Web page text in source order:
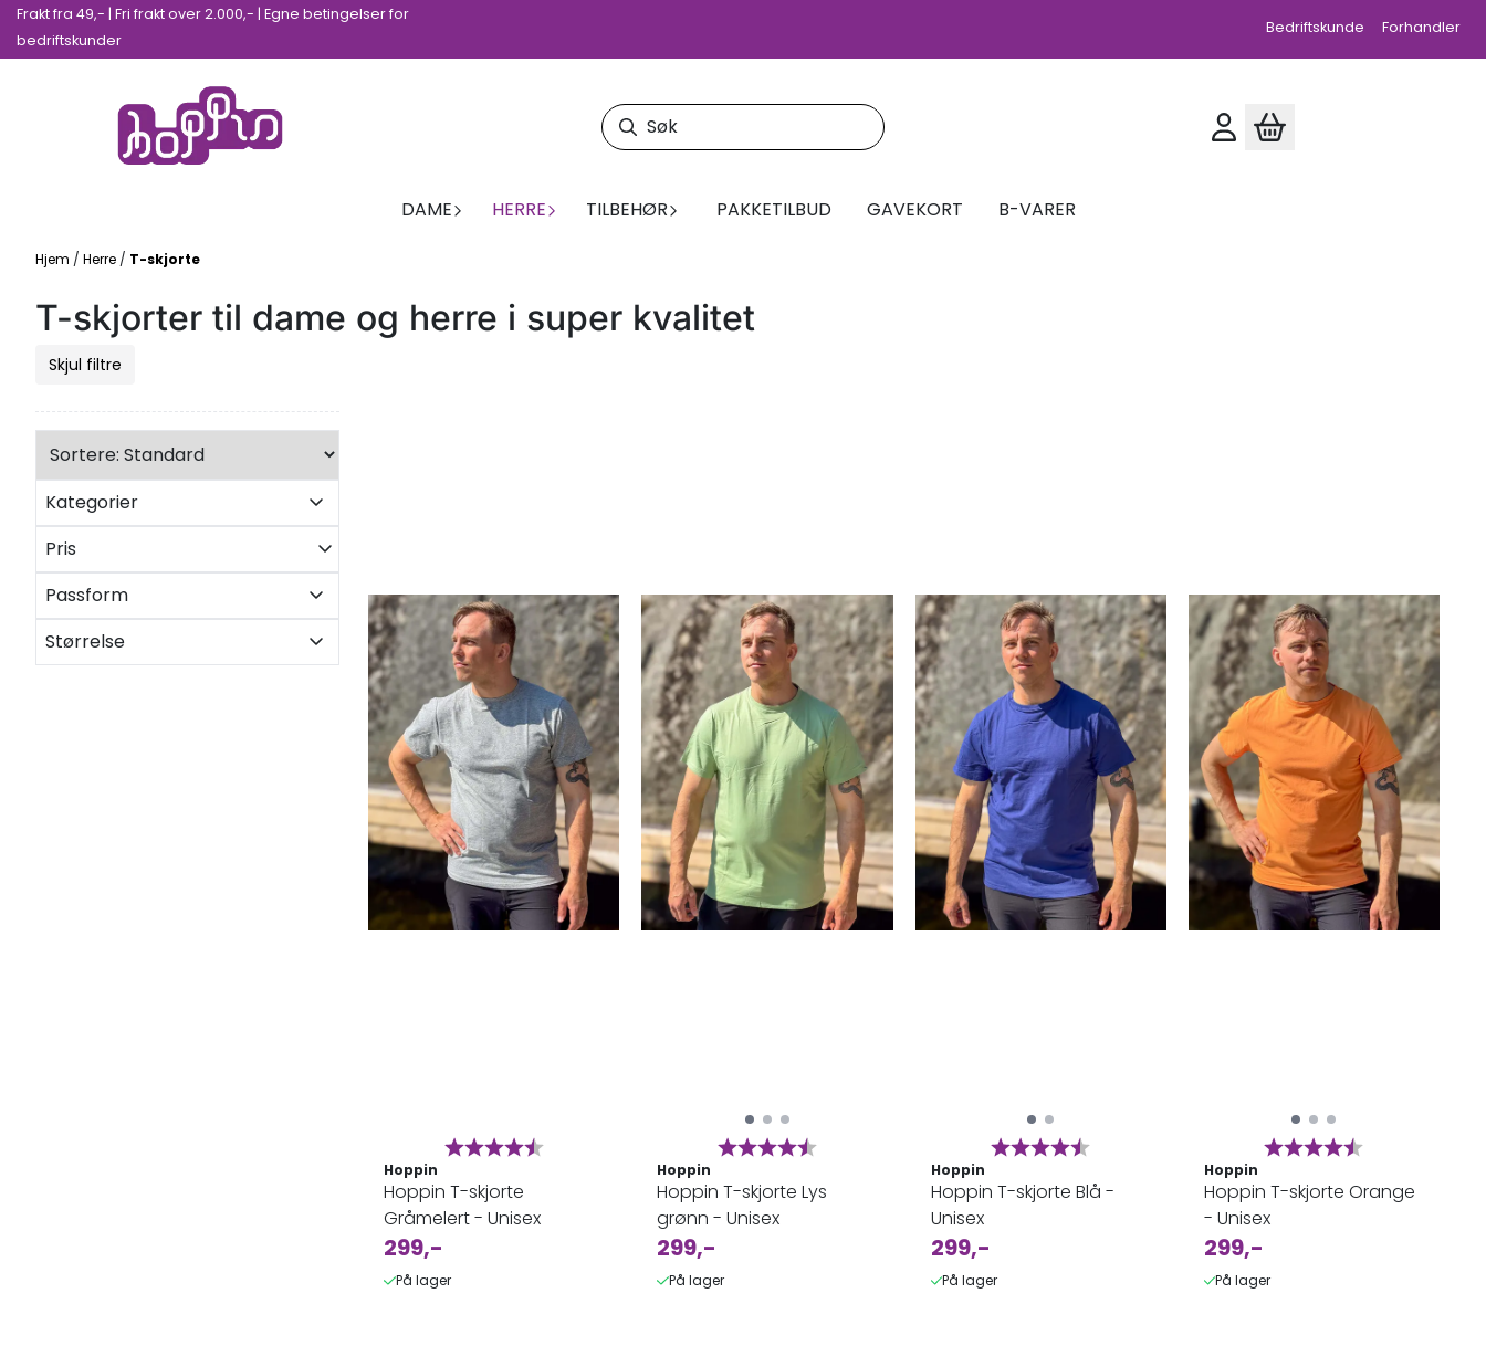
Hopp til innhold
Frakt fra 49,- | Fri frakt over 2.000,- | Egne betingelser for
bedriftskunder
Bedriftskunde Forhandler
DAME HERRE TILBEHØR PAKKETILBUD GAVEKORT B-VARER
Hjem / Herre / T-skjorte
T-skjorter til dame og herre i super kvalitet
Skjul filtre
Kategorier
Pris
Passform
Størrelse
Karakter: 4.9 av 5 mulige
Hoppin
Hoppin T-skjorte
Gråmelert - Unisex
299,-
På lager
Karakter: 4.9 av 5 mulige
Hoppin
Hoppin T-skjorte Lys
grønn - Unisex
299,-
På lager
Karakter:
Hoppin
Hoppin T-skjorte Blå -
Unisex
299,-
På lager
Karakter:
Hoppin
Hoppin T-skjorte Orange
- Unisex
299,-
På lager